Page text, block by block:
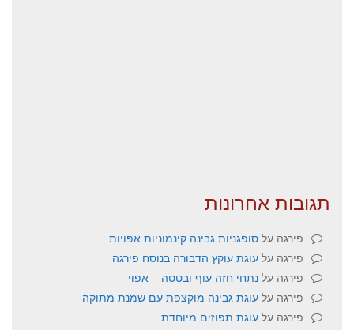
תגובות אחרונות
פירגה על סופגניות גבינה קינמוניות אפויות
פירגה על עוגת עוקץ הדבורה בנוסח פירגה
פירגה על נתחי חזה עוף ובטטה – אפוי
פירגה על עוגת גבינה מוקצפת עם שמנת מתוקה
פירגה על עוגת תפוזים מיוחדת